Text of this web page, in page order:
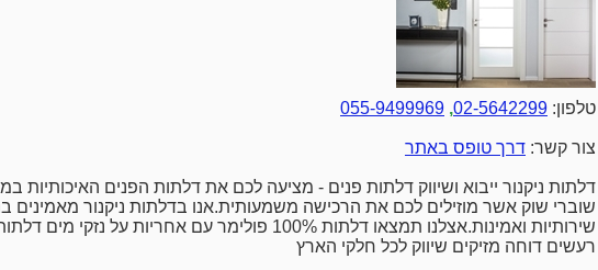
טלפון: 02-5642299
,
055-9499969
צור קשר: דרך טופס באתר
דלתות ניקנור ייבוא ושיווק דלתות פנים - מציעה לכם את דלתות הפנים האיכותיות
שוברי שוק אשר מוזילים לכם את הרכישה משמעותית.אנו בדלתות ניקנור מאמינים
שירותיות ואמינות.אצלנו תמצאו דלתות 100% פולימר עם אחריות על
רעשים דוחה מזיקים שיווק לכל חלקי הארץ